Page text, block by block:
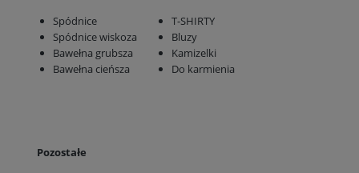
Spódnice
Spódnice wiskoza
Bawełna grubsza
Bawełna cieńsza
T-SHIRTY
Bluzy
Kamizelki
Do karmienia
Pozostałe